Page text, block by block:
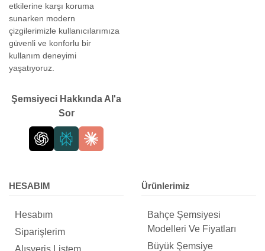
etkilerine karşı koruma
sunarken modern
çizgilerimizle kullanıcılarımıza
güvenli ve konforlu bir
kullanım deneyimi
yaşatıyoruz.
Şemsiyeci Hakkında AI'a
Sor
HESABIM
Hesabım
Siparişlerim
Alışveriş Listem
Ürünlerimiz
Bahçe Şemsiyesi
Modelleri Ve Fiyatları
Büyük Şemsiye